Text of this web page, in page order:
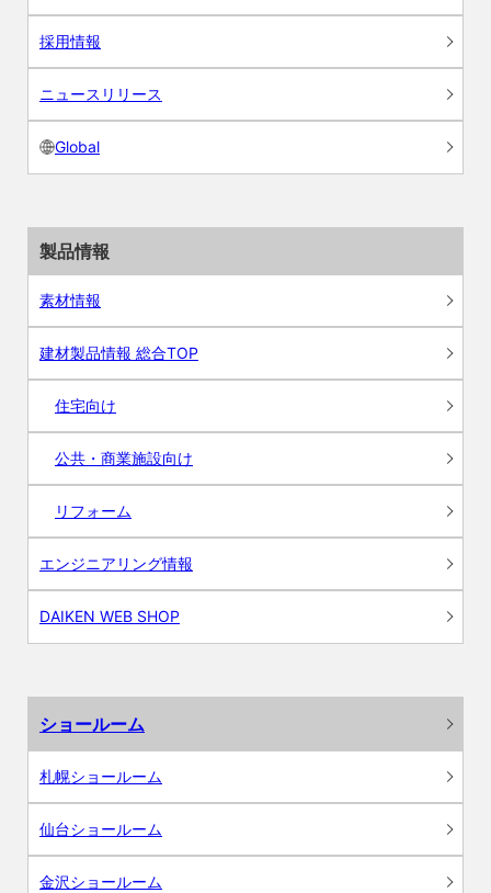
採用情報
ニュースリリース
Global
製品情報
素材情報
建材製品情報 総合TOP
住宅向け
公共・商業施設向け
リフォーム
エンジニアリング情報
DAIKEN WEB SHOP
ショールーム
札幌ショールーム
仙台ショールーム
金沢ショールーム